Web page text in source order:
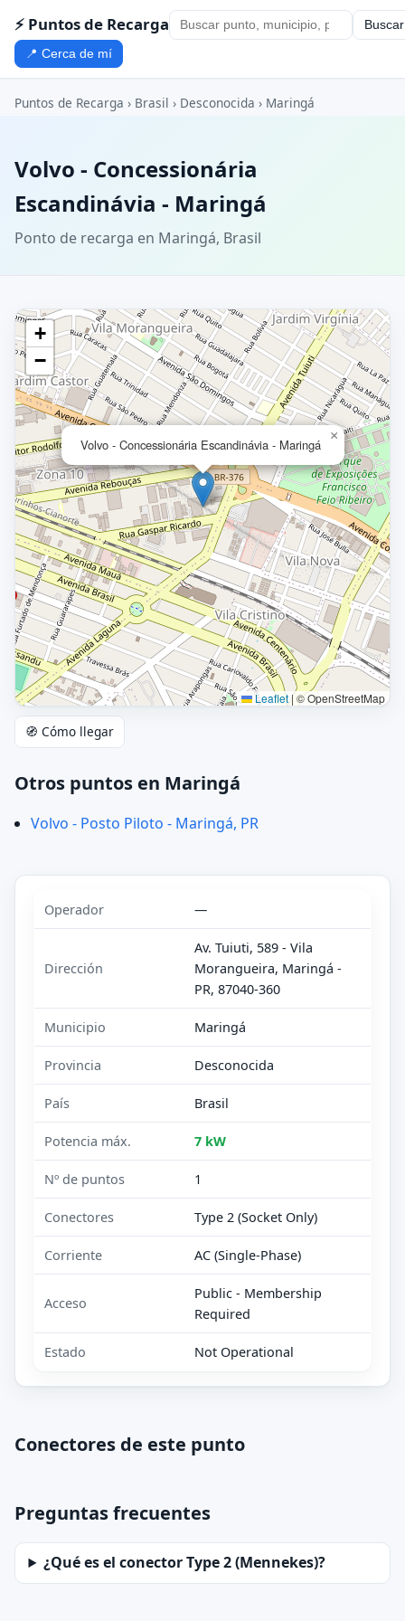
⚡ Puntos de Recarga Buscar
📍 Cerca de mí
Puntos de Recarga › Brasil › Desconocida › Maringá
Volvo - Concessionária
Escandinávia - Maringá
Ponto de recarga en Maringá, Brasil
Volvo - Concessionária Escandinávia - Maringá
×
+
−
Leaflet|© OpenStreetMap
🧭 Cómo llegar
Otros puntos en Maringá
Volvo - Posto Piloto - Maringá, PR
Operador —
Dirección
Av. Tuiuti, 589 - Vila
Morangueira, Maringá -
PR, 87040-360
Municipio Maringá
Provincia Desconocida
País Brasil
Potencia máx. 7 kW
Nº de puntos 1
Conectores Type 2 (Socket Only)
Corriente AC (Single-Phase)
Acceso
Public - Membership
Required
Estado Not Operational
Conectores de este punto
Preguntas frecuentes
¿Qué es el conector Type 2 (Mennekes)?